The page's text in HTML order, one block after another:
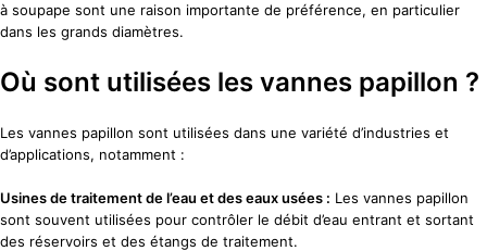
à soupape sont une raison importante de préférence, en particulier
dans les grands diamètres.
Où sont utilisées les vannes papillon ?
Les vannes papillon sont utilisées dans une variété d’industries et
d’applications, notamment :
Usines de traitement de l’eau et des eaux usées : Les vannes papillon
sont souvent utilisées pour contrôler le débit d’eau entrant et sortant
des réservoirs et des étangs de traitement.